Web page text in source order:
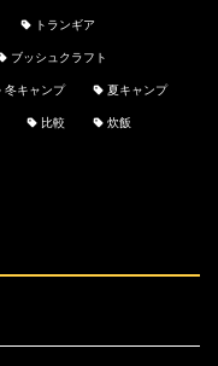
トランギア
ブッシュクラフト
冬キャンプ 夏キャンプ
比較 炊飯